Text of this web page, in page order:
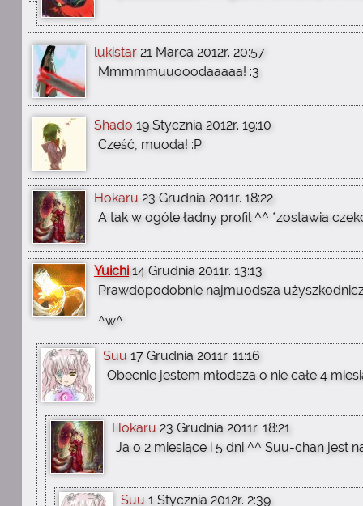
lukistar 21 Marca 2012r. 20:57
Mmmmmuuooodaaaaa! :3
Shado 19 Stycznia 2012r. 19:10
Cześć, muoda! :P
Hokaru 23 Grudnia 2011r. 18:22
A tak w ogóle ładny profil ^^ *zostawia
Yuichi 14 Grudnia 2011r. 13:13
Prawdopodobnie najmuodsza
^w^
Suu 17 Grudnia 2011r. 11:16
Obecnie jestem młodsza o nie całe 4
Hokaru 23 Grudnia 2011r. 18:21
Ja o 2 miesiące i 5 dni ^^ Suu-chan jest
Suu 1 Stycznia 2012r. 2:39